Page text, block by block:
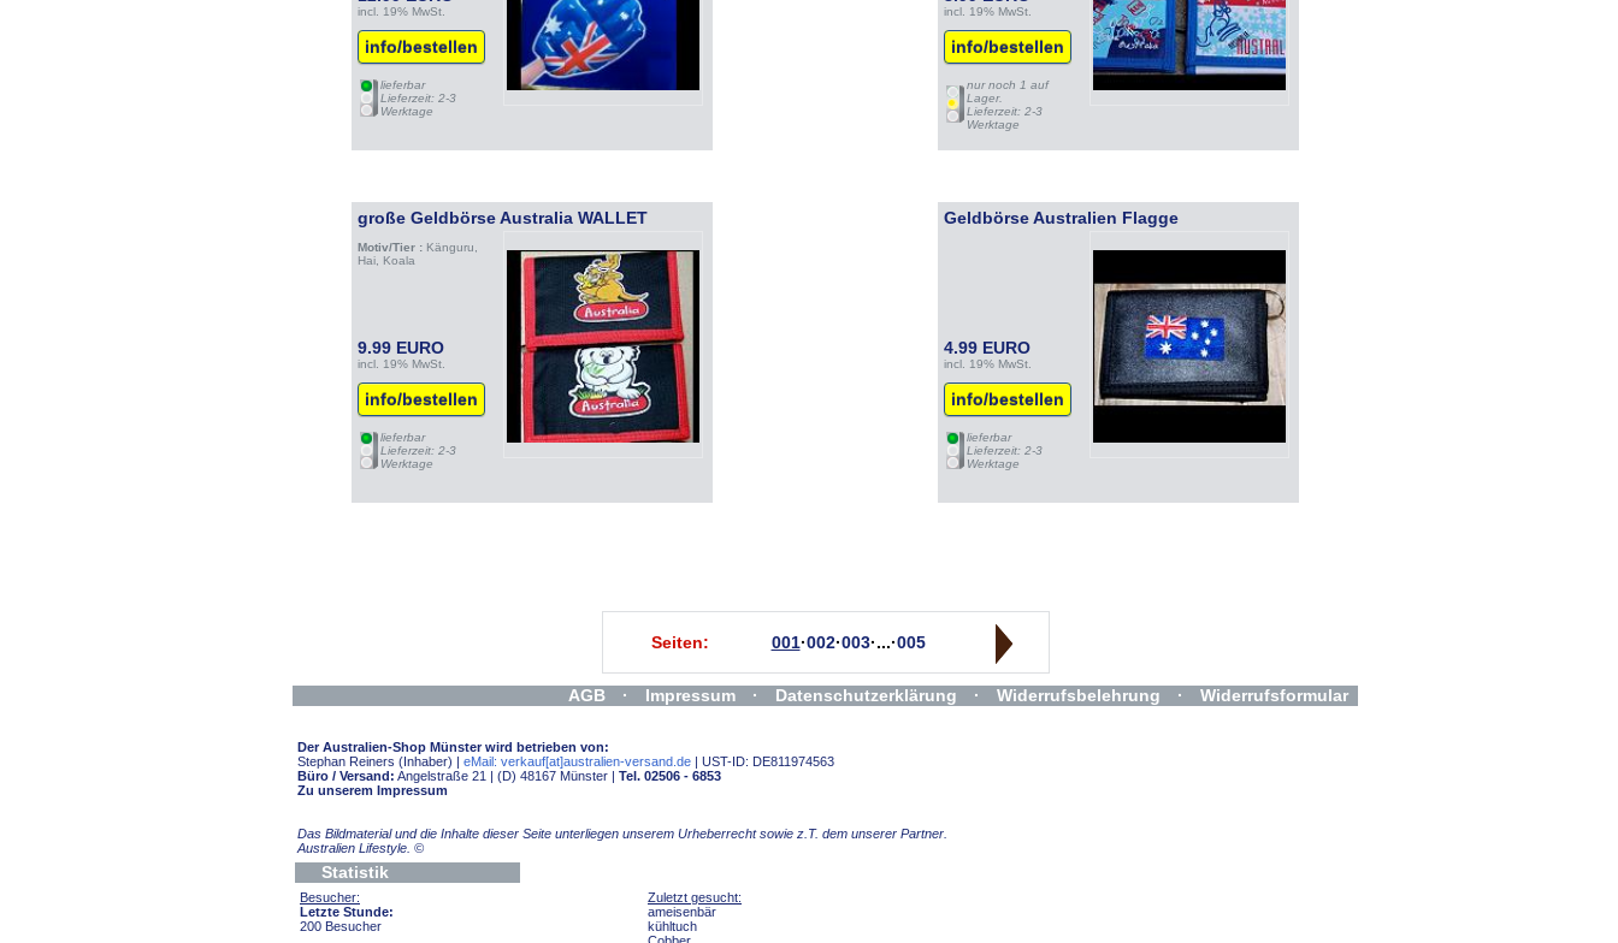
incl. 19% MwSt.
info/bestellen
lieferbar
Lieferzeit: 2-3
Werktage
incl. 19% MwSt.
info/bestellen
nur noch 1 auf
Lager.
Lieferzeit: 2-3
Werktage
große Geldbörse Australia WALLET
Motiv/Tier : Känguru,
Hai, Koala
9.99 EURO
incl. 19% MwSt.
info/bestellen
lieferbar
Lieferzeit: 2-3
Werktage
Geldbörse Australien Flagge
4.99 EURO
incl. 19% MwSt.
info/bestellen
lieferbar
Lieferzeit: 2-3
Werktage
Seiten: 001·002·003·...·005
AGB · Impressum · Datenschutzerklärung · Widerrufsbelehrung · Widerrufsformular
Der Australien-Shop Münster wird betrieben von:
Stephan Reiners (Inhaber) | eMail: verkauf[at]australien-versand.de | UST-ID: DE811974563
Büro / Versand: Angelstraße 21 | (D) 48167 Münster | Tel. 02506 - 6853
Zu unserem Impressum
Das Bildmaterial und die Inhalte dieser Seite unterliegen unserem Urheberrecht sowie z.T. dem unserer Partner.
Australien Lifestyle. ©
Statistik
Besucher:
Letzte Stunde:
200 Besucher
Zuletzt gesucht:
ameisenbär
kühltuch